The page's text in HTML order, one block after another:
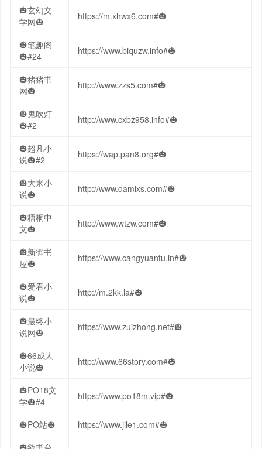
🎃玄幻文
学网🎃
https://m.xhwx6.com#🎃
🎃笔趣阁
🎃#24
https://www.biquzw.info#🎃
🎃猪猪书
网🎃
http://www.zzs5.com#🎃
🎃鬼吹灯
🎃#2
http://www.cxbz958.info#🎃
🎃超凡小
说🎃#2
https://wap.pan8.org#🎃
🎃大米小
说🎃
http://www.damixs.com#🎃
🎃梧桐中
文🎃
http://www.wtzw.com#🎃
🎃新御书
屋🎃
https://www.cangyuantu.in#🎃
🎃爱看小
说️🎃
http://m.2kk.la#🎃
🎃最终小
说网🎃
https://www.zuizhong.net#🎃
🎃66成人
小说🎃
http://www.66story.com#🎃
🎃PO18文
学🎃#4
https://www.po18m.vip#🎃
🎃PO站🎃
https://www.jile1.com#🎃